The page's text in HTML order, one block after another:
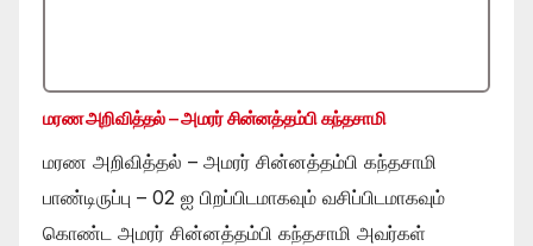
மரண அறிவித்தல் – அமரர் சின்னத்தம்பி கந்தசாமி
மரண அறிவித்தல் – அமரர் சின்னத்தம்பி கந்தசாமி
பாண்டிருப்பு – 02 ஐ பிறப்பிடமாகவும் வசிப்பிடமாகவும்
கொண்ட அமரர் சின்னத்தம்பி கந்தசாமி அவர்கள்